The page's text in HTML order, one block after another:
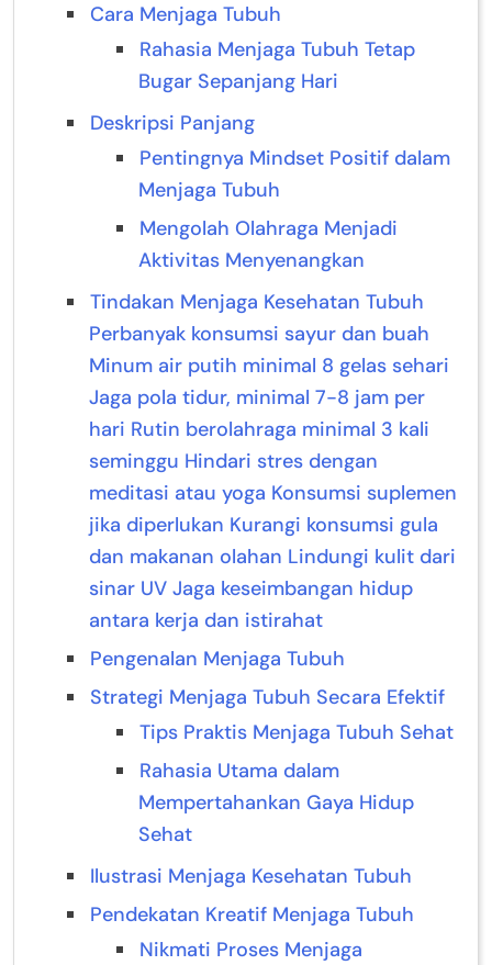
Cara Menjaga Tubuh
Rahasia Menjaga Tubuh Tetap
Bugar Sepanjang Hari
Deskripsi Panjang
Pentingnya Mindset Positif dalam
Menjaga Tubuh
Mengolah Olahraga Menjadi
Aktivitas Menyenangkan
Tindakan Menjaga Kesehatan Tubuh
Perbanyak konsumsi sayur dan buah
Minum air putih minimal 8 gelas sehari
Jaga pola tidur, minimal 7-8 jam per
hari Rutin berolahraga minimal 3 kali
seminggu Hindari stres dengan
meditasi atau yoga Konsumsi suplemen
jika diperlukan Kurangi konsumsi gula
dan makanan olahan Lindungi kulit dari
sinar UV Jaga keseimbangan hidup
antara kerja dan istirahat
Pengenalan Menjaga Tubuh
Strategi Menjaga Tubuh Secara Efektif
Tips Praktis Menjaga Tubuh Sehat
Rahasia Utama dalam
Mempertahankan Gaya Hidup
Sehat
Ilustrasi Menjaga Kesehatan Tubuh
Pendekatan Kreatif Menjaga Tubuh
Nikmati Proses Menjaga